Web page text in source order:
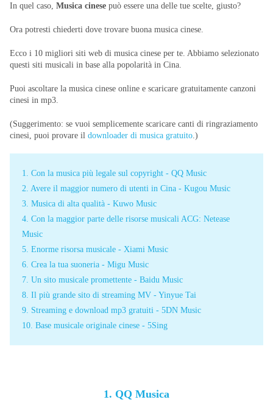
In quel caso, Musica cinese può essere una delle tue scelte, giusto?
Ora potresti chiederti dove trovare buona musica cinese.
Ecco i 10 migliori siti web di musica cinese per te. Abbiamo selezionato
questi siti musicali in base alla popolarità in Cina.
Puoi ascoltare la musica cinese online e scaricare gratuitamente canzoni
cinesi in mp3.
(Suggerimento: se vuoi semplicemente scaricare canti di ringraziamento
cinesi, puoi provare il downloader di musica gratuito .)
1. Con la musica più legale sul copyright - QQ Music
2. Avere il maggior numero di utenti in Cina - Kugou Music
3. Musica di alta qualità - Kuwo Music
4. Con la maggior parte delle risorse musicali ACG: Netease
Music
5. Enorme risorsa musicale - Xiami Music
6. Crea la tua suoneria - Migu Music
7. Un sito musicale promettente - Baidu Music
8. Il più grande sito di streaming MV - Yinyue Tai
9. Streaming e download mp3 gratuiti - 5DN Music
10. Base musicale originale cinese - 5Sing
1. QQ Musica